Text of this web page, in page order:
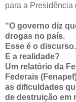
para a Presidência
“O governo diz
drogas no país.
Esse é o discurso.
E a realidade?
Um relatório da
Federais
as dificuldades
de destruição em